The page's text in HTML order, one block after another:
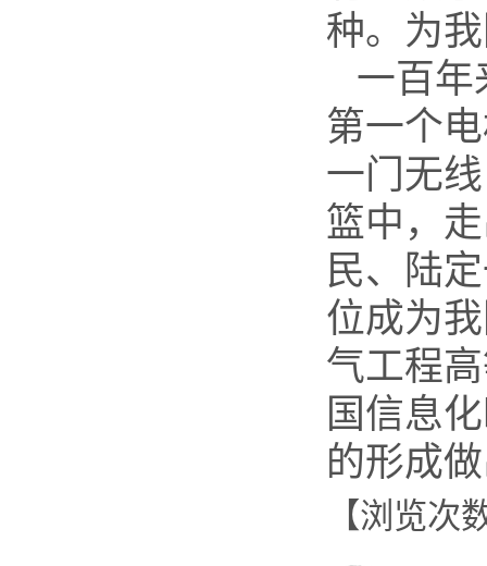
种。为
一百年
第一个
一门无
篮中，
民、陆
位成为
气工程
国信息
的形成
【浏览次